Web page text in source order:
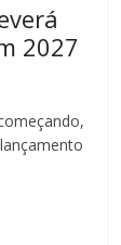
2027